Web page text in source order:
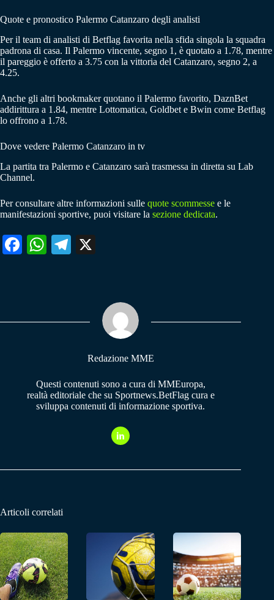
Quote e pronostico Palermo Catanzaro degli analisti
Per il team di analisti di Betflag favorita nella sfida singola la squadra
padrona di casa. Il Palermo vincente, segno 1, è quotato a 1.78, mentre
il pareggio è offerto a 3.75 con la vittoria del Catanzaro, segno 2, a
4.25.
Anche gli altri bookmaker quotano il Palermo favorito, DaznBet
addirittura a 1.84, mentre Lottomatica, Goldbet e Bwin come Betflag
lo offrono a 1.78.
Dove vedere Palermo Catanzaro in tv
La partita tra Palermo e Catanzaro sarà trasmessa in diretta su Lab
Channel.
Per consultare altre informazioni sulle quote scommesse e le
manifestazioni sportive, puoi visitare la sezione dedicata.
Fa W
pp
Te
m
Redazione MME
Questi contenuti sono a cura di MMEuropa,
realtà editoriale che su Sportnews.BetFlag cura e
sviluppa contenuti di informazione sportiva.
Articoli correlati